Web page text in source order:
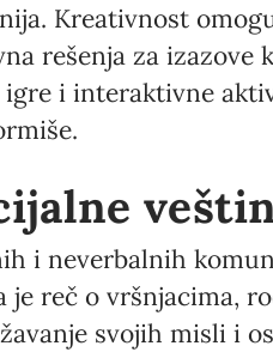
Kreativnost
rešenja za izazove
i interaktivne
i neverbalnih
je reč o vršnjacima,
svojih misli i